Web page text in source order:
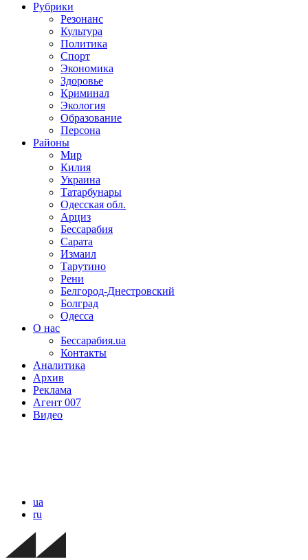
Рубрики
Резонанс
Культура
Политика
Спорт
Экономика
Здоровье
Криминал
Экология
Образование
Персона
Районы
Мир
Килия
Украина
Татарбунары
Одесская обл.
Арциз
Бессарабия
Сарата
Измаил
Тарутино
Рени
Белгород-Днестровский
Болград
Одесса
О нас
Бессарабия.ua
Контакты
Аналитика
Архив
Реклама
Агент 007
Видео
ua
ru